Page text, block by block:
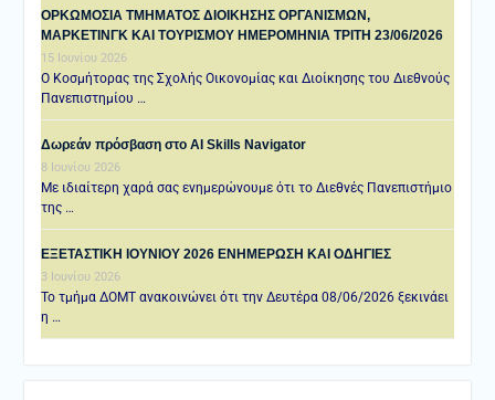
ΟΡΚΩΜΟΣΙΑ ΤΜΗΜΑΤΟΣ ΔΙΟΙΚΗΣΗΣ ΟΡΓΑΝΙΣΜΩΝ,
ΜΑΡΚΕΤΙΝΓΚ ΚΑΙ ΤΟΥΡΙΣΜΟΥ ΗΜΕΡΟΜΗΝΙΑ TΡΙΤΗ 23/06/2026
15 Ιουνίου 2026
Ο Κοσμήτορας της Σχολής Οικονομίας και Διοίκησης του Διεθνούς
Πανεπιστημίου …
Δωρεάν πρόσβαση στο AI Skills Navigator
8 Ιουνίου 2026
Με ιδιαίτερη χαρά σας ενημερώνουμε ότι το Διεθνές Πανεπιστήμιο
της …
ΕΞΕΤΑΣΤΙΚΗ IOYNIOY 2026 ΕΝΗΜΕΡΩΣΗ ΚΑΙ ΟΔΗΓΙΕΣ
3 Ιουνίου 2026
Το τμήμα ΔΟΜΤ ανακοινώνει ότι την Δευτέρα 08/06/2026 ξεκινάει
η …